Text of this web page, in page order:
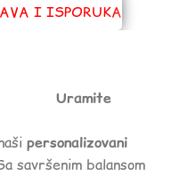
I ISPORUKA
Uramite
personalizovani
savršenim balansom